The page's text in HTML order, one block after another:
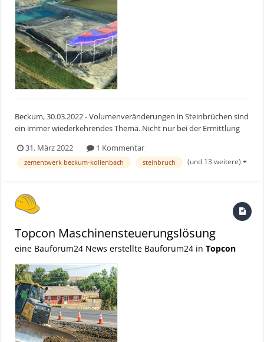
Beckum, 30.03.2022 - Volumenveränderungen in Steinbrüchen sind
ein immer wiederkehrendes Thema. Nicht nur bei der Ermittlung
der Steinbruchwand. Mittels Trimble Stratus kann Holcim diese
Berechnungen nun in kurzer Zeit selbst durchführen....
31. März 2022 1 Kommentar
zementwerk beckum-kollenbach steinbruch (und 13 weitere)
Topcon Maschinensteuerungslösung
eine Bauforum24 News erstellte Bauforum24 in Topcon